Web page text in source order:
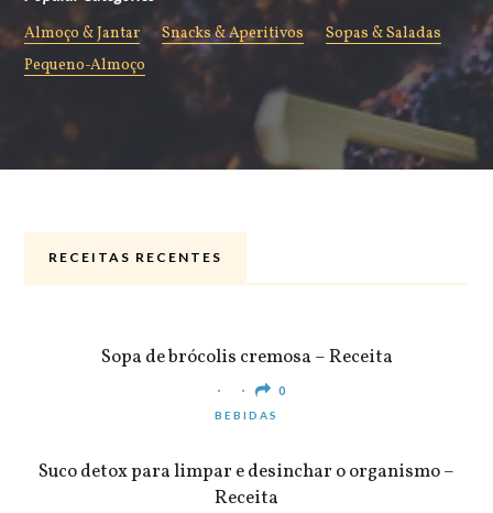
Almoço & Jantar Snacks & Aperitivos
Sopas & Saladas
Pequeno-Almoço
RECEITAS RECENTES
Sopa de brócolis cremosa – Receita
0
BEBIDAS
Suco detox para limpar e desinchar o organismo –
Receita